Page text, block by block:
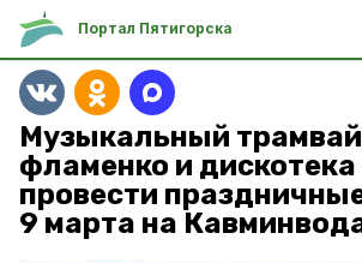
Портал Пятигорска
Музыкальный
фламенко и
провести
9 марта на